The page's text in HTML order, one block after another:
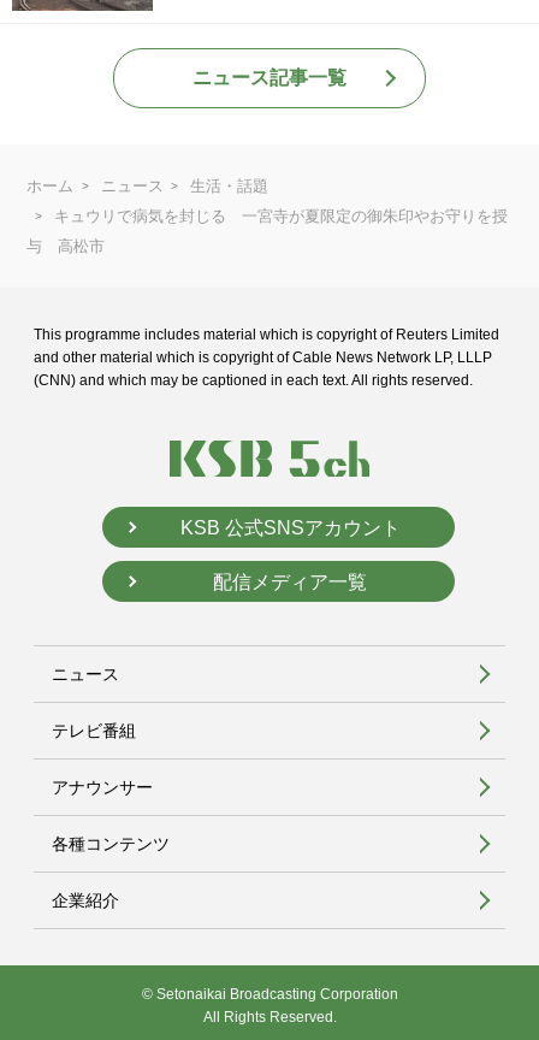
ニュース記事一覧
ホーム ニュース
生活・話題
キュウリで病気を封じる 一宮寺が夏限定の御朱印やお守りを授
与 高松市
This programme includes material which is copyright of Reuters Limited
and other material which is copyright of Cable News Network LP, LLLP
(CNN) and which may be captioned in each text. All rights reserved.
KSB 公式SNSアカウント
配信メディア一覧
ニュース
テレビ番組
アナウンサー
各種コンテンツ
企業紹介
© Setonaikai Broadcasting Corporation
All Rights Reserved.